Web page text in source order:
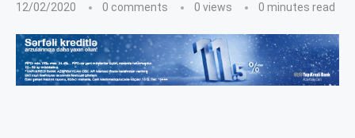
12/02/2020 0 comments 0 views 0 minutes read